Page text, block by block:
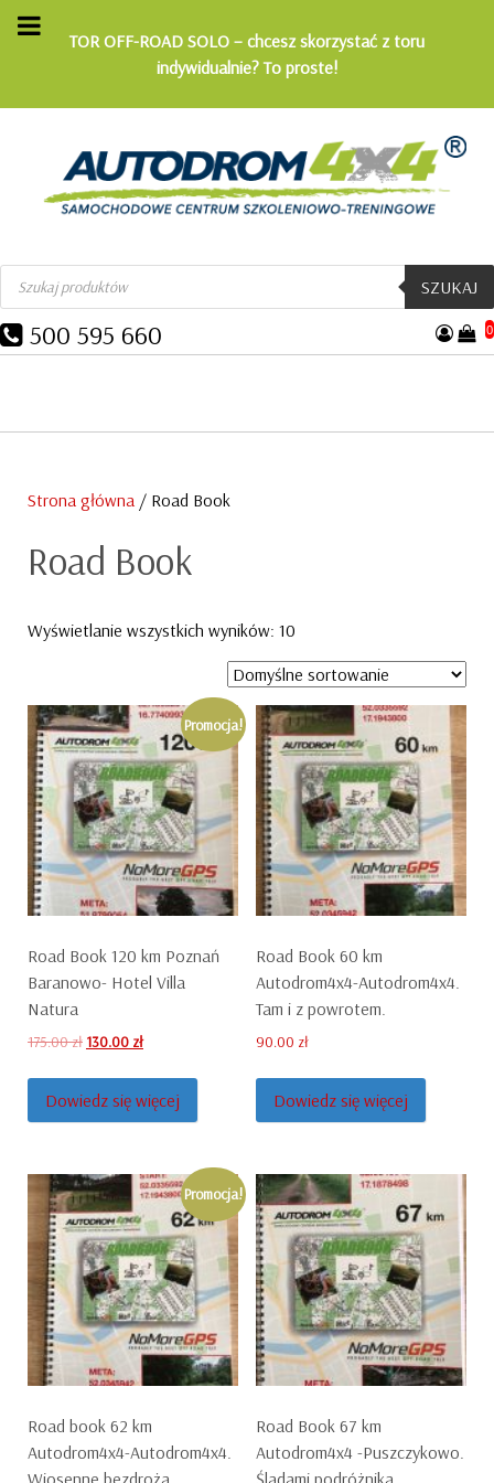
TOR OFF-ROAD SOLO – chcesz skorzystać z toru
indywidualnie? To proste!
Wyszukiwarka
produktów
SZUKAJ
500 595 660 0
Strona główna / Road Book
Road Book
Wyświetlanie wszystkich wyników: 10
Promocja!
Road Book 120 km Poznań
Baranowo- Hotel Villa
Natura
175.00zł Original
was:
175.00 zł.
130.00 złCurrent
is:
130.00 zł.
Dowiedz się więcej
Road Book 60 km
Autodrom4x4-Autodrom4x4.
Tam i z powrotem.
90.00 zł
Dowiedz się więcej
Promocja!
Road book 62 km
Autodrom4x4-Autodrom4x4.
Wiosenne bezdroża .
Road Book 67 km
Autodrom4x4 -Puszczykowo.
Śladami podróżnika .